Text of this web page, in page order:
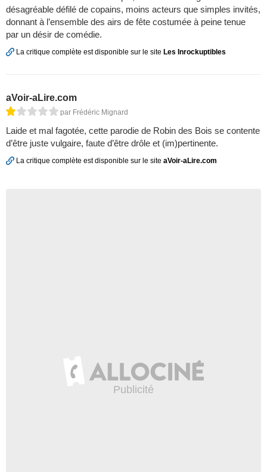
désagréable défilé de copains, moins acteurs que simples invités,
donnant à l’ensemble des airs de fête costumée à peine tenue
par un désir de comédie.
La critique complète est disponible sur le site Les Inrockuptibles
aVoir-aLire.com
par Frédéric Mignard
Laide et mal fagotée, cette parodie de Robin des Bois se contente
d’être juste vulgaire, faute d’être drôle et (im)pertinente.
La critique complète est disponible sur le site aVoir-aLire.com